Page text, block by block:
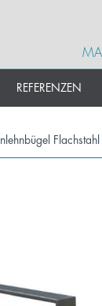
REFERENZEN
Flachstahl